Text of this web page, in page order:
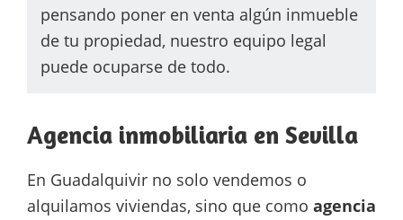
pensando poner en venta algún inmueble
de tu propiedad, nuestro equipo legal
puede ocuparse de todo.
Agencia inmobiliaria en Sevilla
En Guadalquivir no solo vendemos o
alquilamos viviendas, sino que como agencia